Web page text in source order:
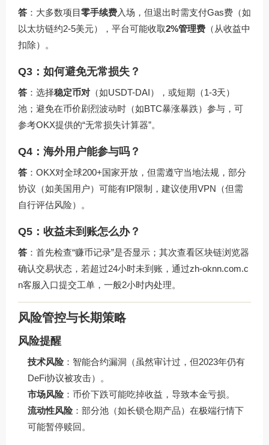
答 ：大多数项目零手续费入场，但退出时需支付Gas费（如
以太坊链约2-5美元），平台可能收取2%管理费 （从收益中
扣除）。
Q3：如何避免无常损失？
答 ：选择稳定币对 （如USDT-DAI），或短期（1-3天）
池；避免在币价剧烈波动时（如BTC暴涨暴跌）参与，可
参考OKX提供的“无常损失计算器”。
Q4：海外用户能参与吗？
答 ：OKX对全球200+国家开放，但需遵守当地法规，部分
协议（如美国用户）可能有IP限制，建议使用VPN（但需
自行评估风险）。
Q5：收益未到账怎么办？
答 ：首先检查“赚币记录”是否显示；其次查看区块链浏览器
确认交易状态，若超过24小时未到账，通过zh-oknn.com.c
n客服入口提交工单，一般2小时内处理。
风险管控与长期策略
风险提醒
技术风险：智能合约漏洞（虽然审计过，但2023年仍有
DeFi协议被攻击）。
市场风险：币价下跌可能吃掉收益，导致本金亏损。
流动性风险：部分池（如长锁仓期产品）在极端行情下
可能暂停赎回。